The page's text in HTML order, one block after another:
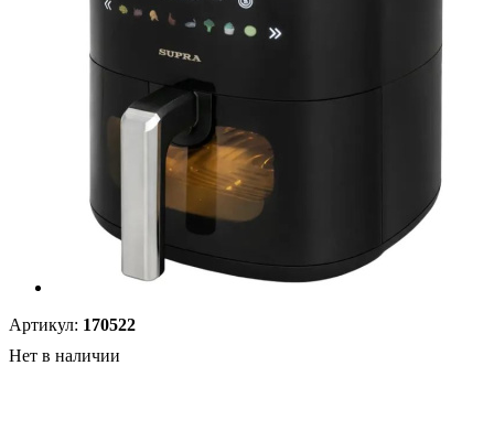
Артикул: 170522
Нет в наличии